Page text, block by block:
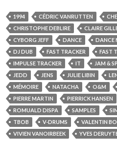
1994 CÉDRIC VANRUTTEN
CHRISTOPHE DEBLIRE
CLAIRE
CYBORG JEFF
DANCE DANCE
DJ DUB
FAST TRACKER FAST
IMPULSE TRACKER
IT JAM &
JEDD
JENS JULIE LIBIN
MÉMOIRE
NATACHA O&M
PIERRE MARTIN
PIERRICK HANSEN
ROMUALD DISPA
SAMPLES
TBOB
V-DRUMS VALENTIN
VIVIEN VANOIRBEEK
YVES